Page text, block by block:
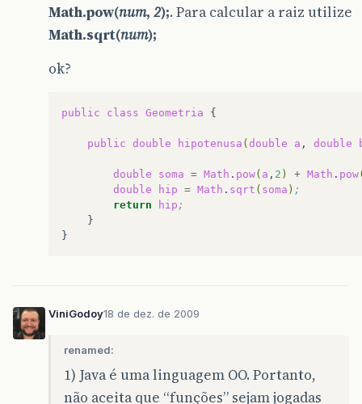
Math.pow(num, 2);. Para calcular a raiz utilize
Math.sqrt(num);
ok?
public class Geometria {
public double hipotenusa (double a , double
double soma = Math . pow( a , 2 ) + Math . pow
double
hip = Math . sqrt ( soma ) ;
return
hip ;
}
ViniGodoy18 de dez. de 2009
renamed:
1) Java é uma linguagem OO. Portanto,
não aceita que “funções” sejam jogadas